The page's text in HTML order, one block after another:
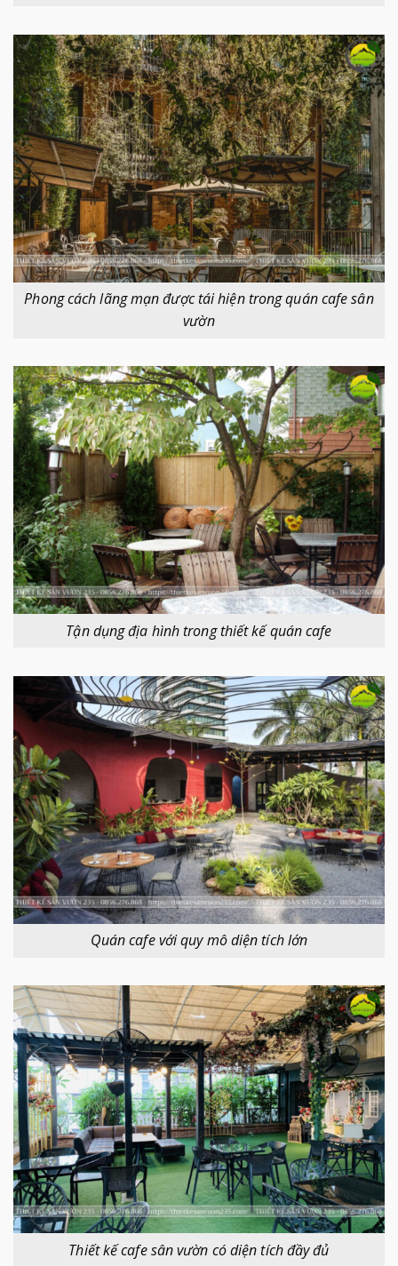
Phong cách lãng mạn được tái hiện trong quán cafe sân
vườn
Tận dụng địa hình trong thiết kế quán cafe
Quán cafe với quy mô diện tích lớn
Thiết kế cafe sân vườn có diện tích đầy đủ